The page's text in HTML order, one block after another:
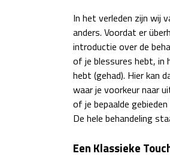
In het verleden zijn wij
anders. Voordat er
introductie over de
of je blessures hebt, in
hebt (gehad). Hier kan
waar je voorkeur naar
of je bepaalde
De hele behandeling
Een Klassieke